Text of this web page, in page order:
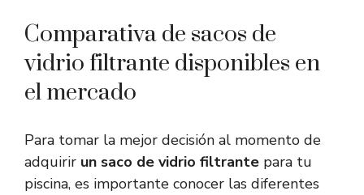
Comparativa de sacos de
vidrio filtrante disponibles en
el mercado
Para tomar la mejor decisión al momento de
adquirir un saco de vidrio filtrante para tu
piscina, es importante conocer las diferentes